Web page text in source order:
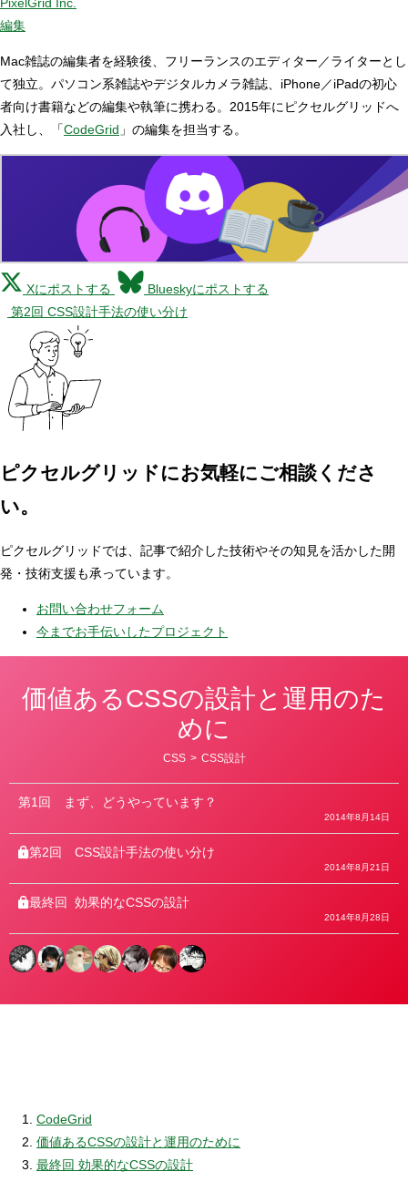
編集
Mac雑誌の編集者を経験後、フリーランスのエディター／ライターとし
て独立。パソコン系雑誌やデジタルカメラ雑誌、iPhone／iPadの初心
者向け書籍などの編集や執筆に携わる。2015年にピクセルグリッドへ
入社し、「CodeGrid 」の編集を担当する。
Xにポストする
Blueskyにポストする
第2回 CSS設計手法の使い分け
ピクセルグリッドにお気軽にご相談くださ
い。
ピクセルグリッドでは、記事で紹介した技術やその知見を活かした開
発・技術支援も承っています。
お問い合わせフォーム
今までお手伝いしたプロジェクト
価値あるCSSの設計と運用のた
めに
カ
ゴ
リ
ー
CSS > CSS設計
第1回 まず、どうやっています？
2014年8月14日
第2回 CSS設計手法の使い分け
2014年8月21日
最終回 効果的なCSSの設計
2014年8月28日
CodeGrid
価値あるCSSの設計と運用のために
最終回 効果的なCSSの設計